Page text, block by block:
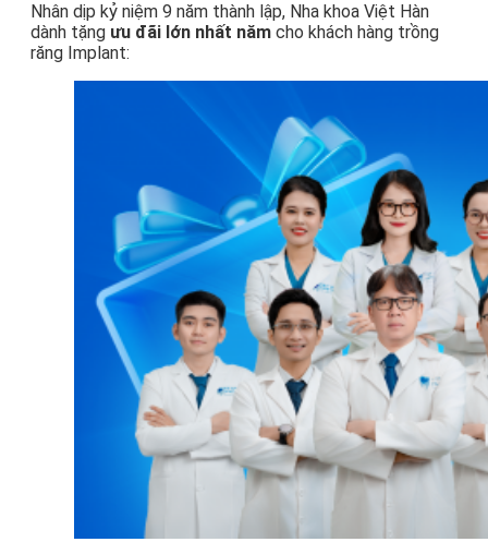
Nhân dịp kỷ niệm 9 năm thành lập, Nha khoa Việt Hàn
dành tặng ưu đãi lớn nhất năm cho khách hàng trồng
răng Implant: